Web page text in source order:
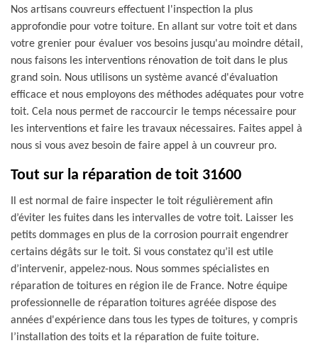
Nos artisans couvreurs effectuent l'inspection la plus
approfondie pour votre toiture. En allant sur votre toit et dans
votre grenier pour évaluer vos besoins jusqu'au moindre détail,
nous faisons les interventions rénovation de toit dans le plus
grand soin. Nous utilisons un système avancé d'évaluation
efficace et nous employons des méthodes adéquates pour votre
toit. Cela nous permet de raccourcir le temps nécessaire pour
les interventions et faire les travaux nécessaires. Faites appel à
nous si vous avez besoin de faire appel à un couvreur pro.
Tout sur la réparation de toit 31600
Il est normal de faire inspecter le toit régulièrement afin
d’éviter les fuites dans les intervalles de votre toit. Laisser les
petits dommages en plus de la corrosion pourrait engendrer
certains dégâts sur le toit. Si vous constatez qu’il est utile
d’intervenir, appelez-nous. Nous sommes spécialistes en
réparation de toitures en région ile de France. Notre équipe
professionnelle de réparation toitures agréée dispose des
années d'expérience dans tous les types de toitures, y compris
l’installation des toits et la réparation de fuite toiture.